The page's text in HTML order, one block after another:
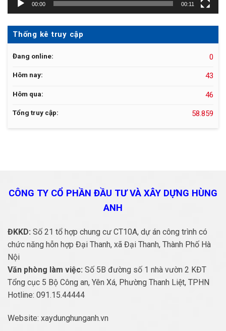
00:00 00:11
Thống kê truy cập
Đang online: 0
Hôm nay: 43
Hôm qua: 46
Tổng truy cập: 58.859
CÔNG TY CỔ PHẦN ĐẦU TƯ VÀ XÂY DỰNG HÙNG
ANH
ĐKKD: Số 21 tổ hợp chung cư CT10A, dự án công trình có
chức năng hỗn hợp Đại Thanh, xã Đại Thanh, Thành Phố Hà
Nội
Văn phòng làm việc: Số 5B đường số 1 nhà vườn 2 KĐT
Tổng cục 5 Bộ Công an, Yên Xá, Phường Thanh Liệt, TPHN
Hotline: 091.15.44444
Website: xaydunghunganh.vn